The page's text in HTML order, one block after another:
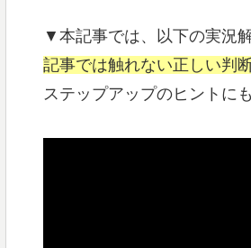
▼本記事では、以下の実況
記事では触れない正しい判
ステップアップのヒントに